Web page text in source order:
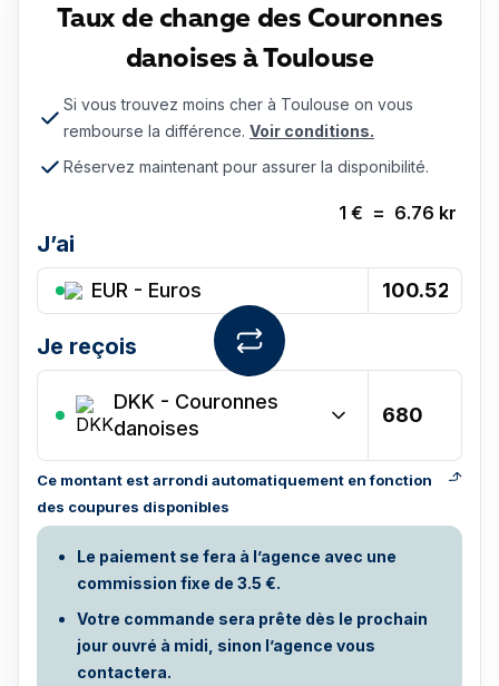
Taux de change des Couronnes
danoises à Toulouse
Si vous trouvez moins cher à Toulouse on vous
rembourse la différence. Voir conditions.
Réservez maintenant pour assurer la disponibilité.
1 € = 6.76 kr
J’ai
EUR - Euros
Je reçois
DKK - Couronnes
danoises
Ce montant est arrondi automatiquement en fonction
des coupures disponibles
Le paiement se fera à l’agence avec une
commission fixe de 3.5 €.
Votre commande sera prête dès le prochain
jour ouvré à midi, sinon l’agence vous
contactera.